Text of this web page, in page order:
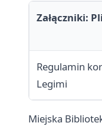
Załączniki:
Regulamin
Legimi
Miejska